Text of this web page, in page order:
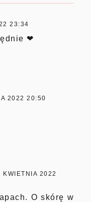
23:34
❤
2022 20:50
KWIETNIA 2022
O skórę w